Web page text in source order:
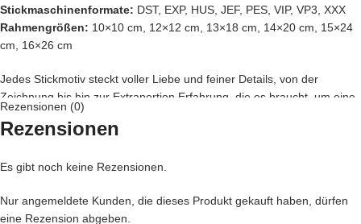
Stickmaschinenformate: DST, EXP, HUS, JEF, PES, VIP, VP3, XXX
Rahmengrößen: 10×10 cm, 12×12 cm, 13×18 cm, 14×20 cm, 15×24
cm, 16×26 cm
Jedes Stickmotiv steckt voller Liebe und feiner Details, von der
Zeichnung bis hin zur Extraportion Erfahrung, die es braucht, um eine
Stickdatei perfekt zu digitalisieren. Erst wenn sie dann den Probestick
gemeistert hat, darf sie zu dir wandern, denn dein Stickprojekt verdient
Sicher hast du schon eine tolle Idee und wenn nicht, lass dich von
Rezensionen (0)
Rezensionen
Es gibt noch keine Rezensionen.
Nur angemeldete Kunden, die dieses Produkt gekauft haben, dürfen
eine Rezension abgeben.